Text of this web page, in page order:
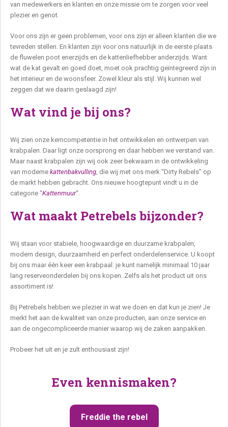
van medewerkers en klanten en onze missie om te zorgen voor veel
plezier en genot.
Voor ons zijn er geen problemen, voor ons zijn er alleen klanten die we
tevreden stellen. En klanten zijn voor ons natuurlijk in de eerste plaats
de fluwelen poot enerzijds en de kattenliefhebber anderzijds. Want
wat de kat gevalt en goed doet, moet ook prachtig geïntegreerd zijn in
het interieur en de woonsfeer. Zowel kleur als stijl. Wij kunnen wel
zeggen dat we daarin geslaagd zijn!
Wat vind je bij ons?
Wij zien onze kerncompetentie in het ontwikkelen en ontwerpen van
krabpalen. Daar ligt onze oorsprong en daar hebben we verstand van.
Maar naast krabpalen zijn wij ook zeer bekwaam in de ontwikkeling
van moderne kattenbakvulling, die wij met ons merk “Dirty Rebels” op
de markt hebben gebracht. Ons nieuwe hoogtepunt vindt u in de
categorie “Kattenmuur“.
Wat maakt Petrebels bijzonder?
Wij staan voor stabiele, hoogwaardige en duurzame krabpalen,
modern design, duurzaamheid en perfect onderdelenservice. U koopt
bij ons maar één keer een krabpaal: je kunt namelijk minimaal 10 jaar
lang reserveonderdelen bij ons kopen. Zelfs als het product uit ons
assortiment is!
Bij Petrebels hebben we plezier in wat we doen en dat kun je zien! Je
merkt het aan de kwaliteit van onze producten, aan onze service en
aan de ongecompliceerde manier waarop wij de zaken aanpakken.
Probeer het uit en je zult enthousiast zijn!
Even kennismaken?
Freddie the rebel